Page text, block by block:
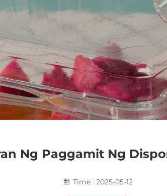
Ng Paggamit Ng
Time : 2025-05-12